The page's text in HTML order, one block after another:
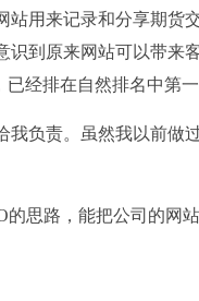
用来记录和分享期货
到原来网站可以带来
已经排在自然排名中第
负责。虽然我以前做
思路，能把公司的网站